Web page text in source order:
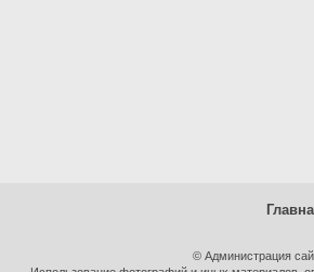
© Администрация